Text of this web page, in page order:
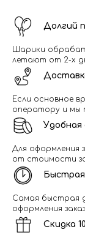
Долгий
Шарики
летают от 2-х
Если основное
оператору и мы
Удобная
Для оформления
от стоимости
Самая быстрая
оформления
Скидка